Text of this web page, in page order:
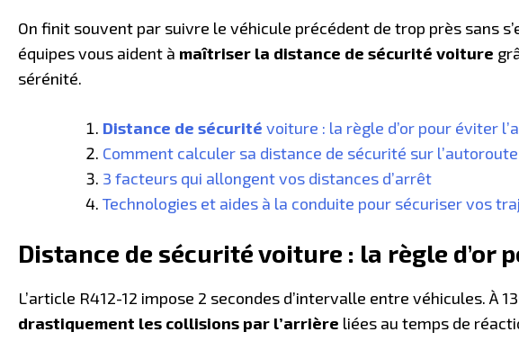
On finit souvent par suivre le véhicule précédent de trop près sans
équipes vous aident à maîtriser la distance de sécurité voiture
sérénité.
Distance de sécurité voiture : la règle d’or pour éviter
Comment calculer sa distance de sécurité sur
3 facteurs qui allongent vos distances d’arrêt
Technologies et aides à la conduite pour sécuriser vos
Distance de sécuritévoiture : la règle d’or
L’article R412-12 impose 2 secondes d’intervalle entre véhicules.
drastiquement les collisions par l’arrière liées au temps de